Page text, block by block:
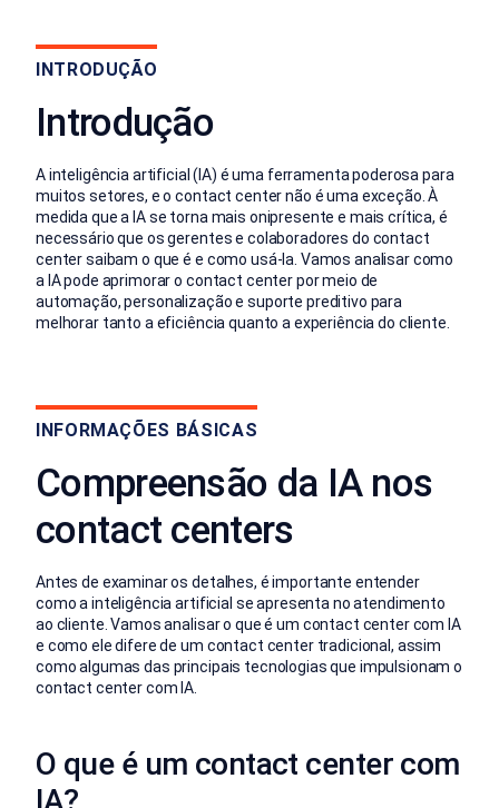
INTRODUÇÃO
Introdução
A inteligência artificial (IA) é uma ferramenta poderosa para
muitos setores, e o contact center não é uma exceção. À
medida que a IA se torna mais onipresente e mais crítica, é
necessário que os gerentes e colaboradores do contact
center saibam o que é e como usá-la. Vamos analisar como
a IA pode aprimorar o contact center por meio de
automação, personalização e suporte preditivo para
melhorar tanto a eficiência quanto a experiência do cliente.
INFORMAÇÕES BÁSICAS
Compreensão da IA nos
contact centers
Antes de examinar os detalhes, é importante entender
como a inteligência artificial se apresenta no atendimento
ao cliente. Vamos analisar o que é um contact center com IA
e como ele difere de um contact center tradicional, assim
como algumas das principais tecnologias que impulsionam o
contact center com IA.
O que é um contact center com